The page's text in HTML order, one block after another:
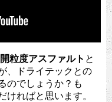
開粒度アスファルト と
、ドライテックとの
のでしょうか？も
ければと思います。